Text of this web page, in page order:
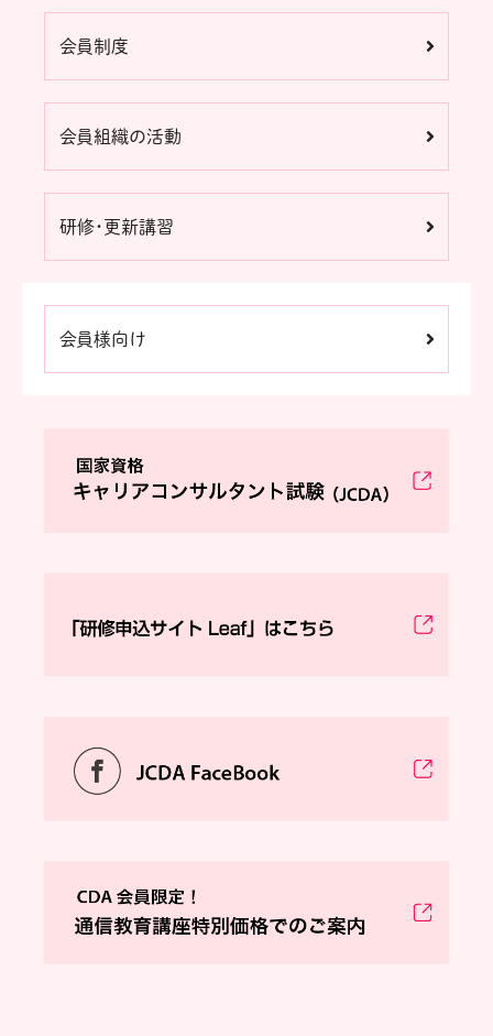
会員制度
会員組織の活動
研修・更新講習
会員様向け